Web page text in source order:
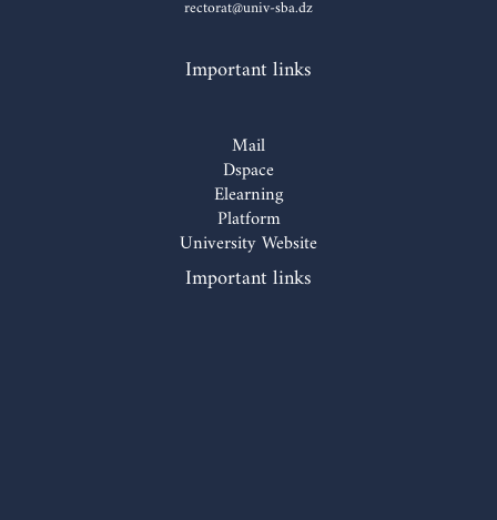
rectorat@univ-sba.dz
Important links
Mail
Dspace
Elearning
Platform
University Website
Important links